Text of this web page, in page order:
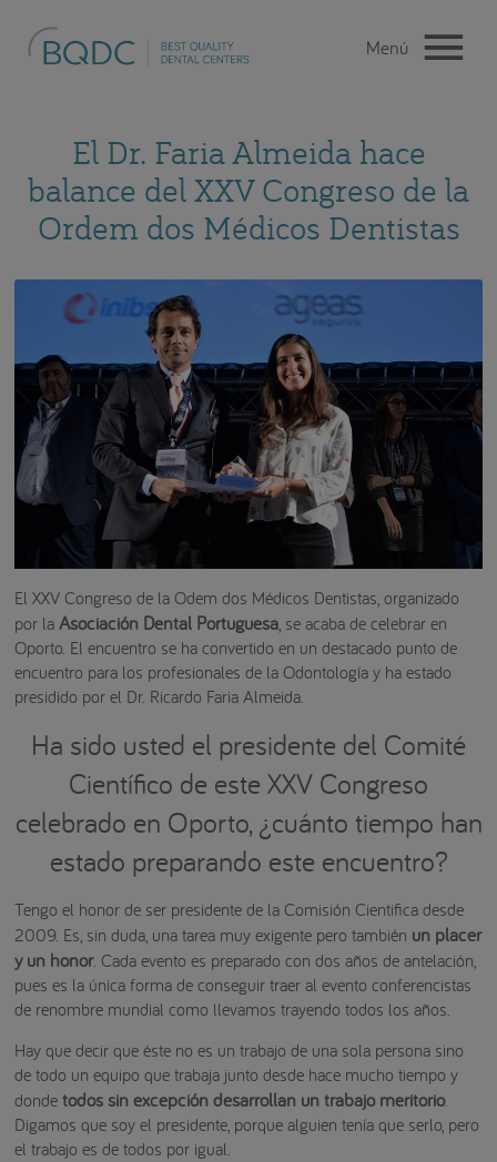
El Dr. Faria Almeida hace
balance del XXV Congreso de la
Ordem dos Médicos Dentistas
El XXV Congreso de la Odem dos Médicos Dentistas, organizado
por la Asociación Dental Portuguesa, se acaba de celebrar en
Oporto. El encuentro se ha convertido en un destacado punto de
encuentro para los profesionales de la Odontología y ha estado
presidido por el Dr. Ricardo Faria Almeida.
Ha sido usted el presidente del Comité
Científico de este XXV Congreso
celebrado en Oporto, ¿cuánto tiempo han
estado preparando este encuentro?
Tengo el honor de ser presidente de la Comisión Cientifica desde
2009. Es, sin duda, una tarea muy exigente pero también un placer
y un honor. Cada evento es preparado con dos años de antelación,
pues es la única forma de conseguir traer al evento conferencistas
de renombre mundial como llevamos trayendo todos los años.
Hay que decir que éste no es un trabajo de una sola persona sino
de todo un equipo que trabaja junto desde hace mucho tiempo y
donde todos sin excepción desarrollan un trabajo meritorio.
Digamos que soy el presidente, porque alguien tenía que serlo, pero
el trabajo es de todos por igual.